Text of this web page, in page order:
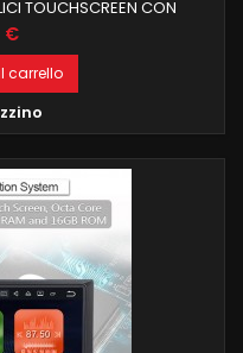
TOUCHSCREEN CON
32 GB DI ROM INTERNA,
€
carrello